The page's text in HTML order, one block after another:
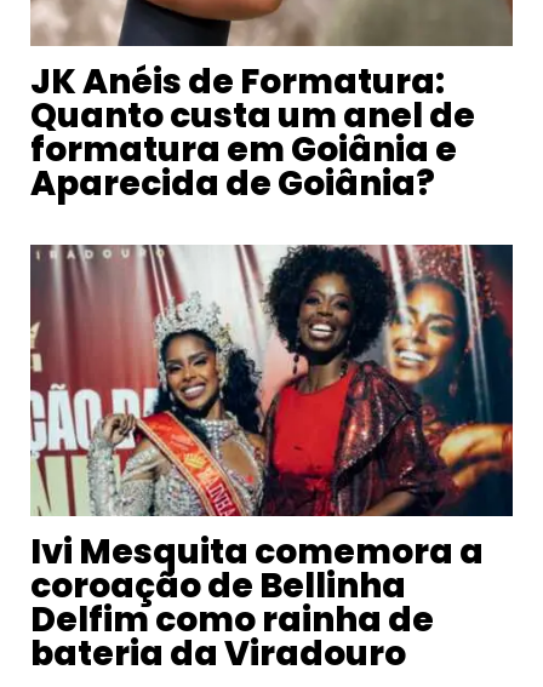
JK Anéis de Formatura:
Quanto custa um anel de
formatura em Goiânia e
Aparecida de Goiânia?
Ivi Mesquita comemora a
coroação de Bellinha
Delfim como rainha de
bateria da Viradouro